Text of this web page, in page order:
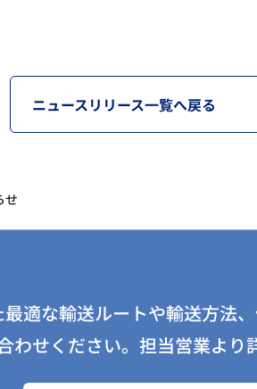
ニュースリリース一覧へ戻る
せ
適な輸送ルートや輸送方法
わせください。担当営業より